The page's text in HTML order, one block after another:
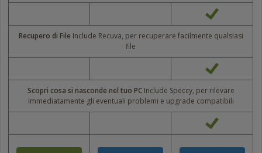
Recupero di File Include Recuva, per recuperare facilmente qualsiasi
file
Scopri cosa si nasconde nel tuo PCInclude Speccy, per rilevare
immediatamente gli eventuali problemi e upgrade compatibili